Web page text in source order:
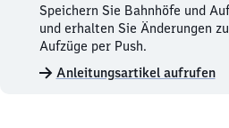
Bahnhöfe
und
Aufzüge
merken.
Speichern Sie Bahnhöfe und
und erhalten Sie Änderungen
Aufzüge per Push.
Anleitungsartikel aufrufen